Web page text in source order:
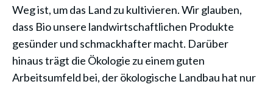
Weg ist, um das Land zu kultivieren. Wir glauben,
dass Bio unsere landwirtschaftlichen Produkte
gesünder und schmackhafter macht. Darüber
hinaus trägt die Ökologie zu einem guten
Arbeitsumfeld bei, der ökologische Landbau hat nur